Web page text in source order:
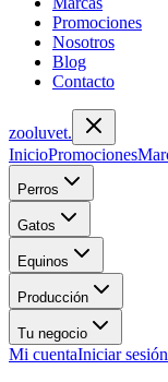
Promociones
Nosotros
Blog
Contacto
zooluvet.
InicioPromociones
Perros
Gatos
Equinos
Producción
Tu negocio
Mi cuentaIniciar sesión